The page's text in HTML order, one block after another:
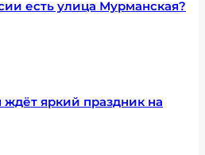
есть улица Мурманская?
ждёт яркий праздник на